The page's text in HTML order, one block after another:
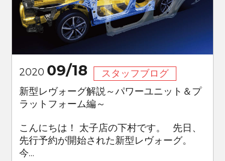
2020 09/18
スタッフブログ
新型レヴォーグ解説～パワーユニット＆プ
ラットフォーム編～
こんにちは！ 太子店の下村です。 先日、
先行予約が開始された新型レヴォーグ。
今...